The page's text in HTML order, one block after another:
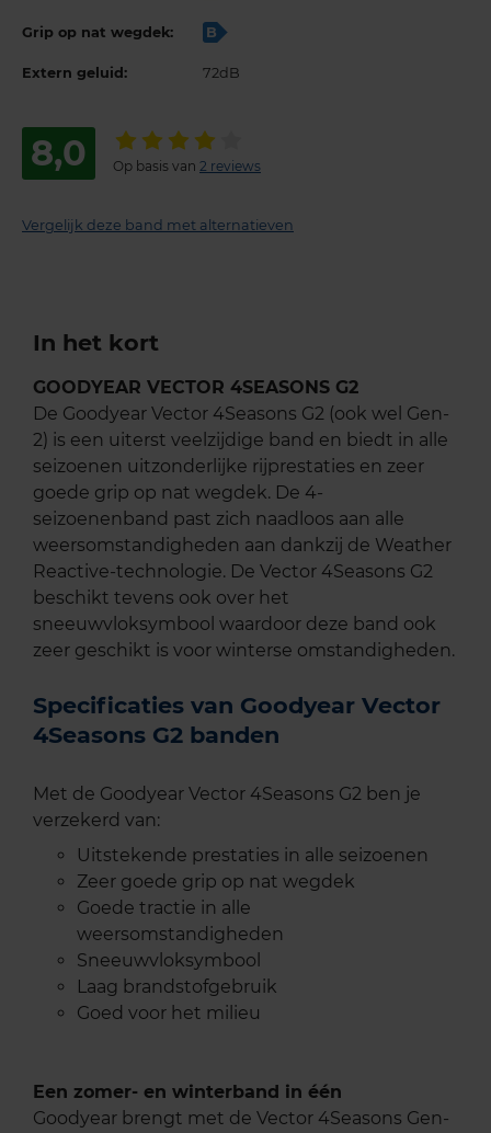
Grip op nat wegdek: B
Extern geluid: 72dB
8,0 Op basis van 2 reviews
Vergelijk deze band met alternatieven
In het kort
GOODYEAR VECTOR 4SEASONS G2
De Goodyear Vector 4Seasons G2 (ook wel Gen-
2) is een uiterst veelzijdige band en biedt in alle
seizoenen uitzonderlijke rijprestaties en zeer
goede grip op nat wegdek. De 4-
seizoenenband past zich naadloos aan alle
weersomstandigheden aan dankzij de Weather
Reactive-technologie. De Vector 4Seasons G2
beschikt tevens ook over het
sneeuwvloksymbool waardoor deze band ook
zeer geschikt is voor winterse omstandigheden.
Specificaties van Goodyear Vector
4Seasons G2 banden
Met de Goodyear Vector 4Seasons G2 ben je
verzekerd van:
Uitstekende prestaties in alle seizoenen
Zeer goede grip op nat wegdek
Goede tractie in alle
weersomstandigheden
Sneeuwvloksymbool
Laag brandstofgebruik
Goed voor het milieu
Een zomer- en winterband in één
Goodyear brengt met de Vector 4Seasons Gen-